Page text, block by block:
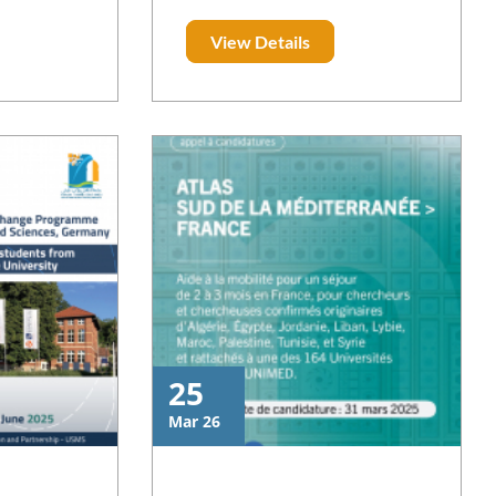
تمويل
رئاسة الجامعة، حفلاً تكريمياً احتفاءً
بالمرأة ودورها الفاعل في نشر العلم
بمساهمة الموظفات برئاسة الجامعة
والإداري بصفة خاصة، مؤكداً
View Details
25
Mar 26